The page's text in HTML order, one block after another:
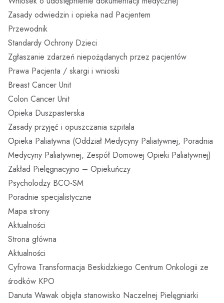
Dobry Posiłek
Zasady odwiedzin i opieka nad Pacjentem
Przewodnik
Standardy Ochrony Dzieci
Zgłaszanie zdarzeń niepożądanych przez pacjentów
Prawa Pacjenta / skargi i wnioski
Breast Cancer Unit
Colon Cancer Unit
Opieka Duszpasterska
Zasady przyjęć i opuszczania szpitala
Opieka Paliatywna (Oddział Medycyny Paliatywnej, Poradnia
Medycyny Paliatywnej, Zespół Domowej Opieki Paliatywnej)
Zakład Pielęgnacyjno – Opiekuńczy
Psycholodzy BCO-SM
Poradnie specjalistyczne
Mapa strony
Aktualności
Strona główna
Aktualności
Cyfrowa Transformacja Beskidzkiego Centrum Onkologii ze
środków KPO
Danuta Wawak objęła stanowisko Naczelnej Pielęgniarki